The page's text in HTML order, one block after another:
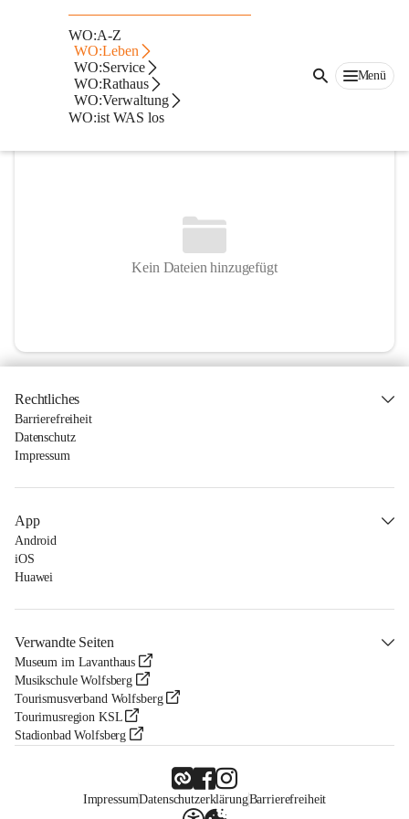
WO:A-Z
WO:Leben
WO:Service
WO:Rathaus
WO:Verwaltung
WO:ist WAS los
Menü
HTL Wolfsberg
@htl-wolfsberg
Berufsbildende höhere Schule
In CITIES öffnen
Kein Dateien hinzugefügt
Rechtliches
Barrierefreiheit
Datenschutz
Impressum
App
Android
iOS
Huawei
Verwandte Seiten
Museum im Lavanthaus
Musikschule Wolfsberg
Tourismusverband Wolfsberg
Tourimusregion KSL
Stadionbad Wolfsberg
ImpressumDatenschutzerklärungBarrierefreiheit